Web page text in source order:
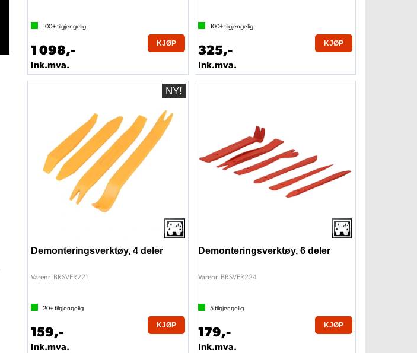
100+tilgjengelig
1 098,-
Ink.mva.
KJØP
100+tilgjengelig
325,-
Ink.mva.
KJØP
Demonteringsverktøy, 4 deler
Varenr BRSVER221
20+tilgjengelig
159,-
Ink.mva.
KJØP
Demonteringsverktøy, 6 deler
Varenr BRSVER224
5tilgjengelig
179,-
Ink.mva.
KJØP